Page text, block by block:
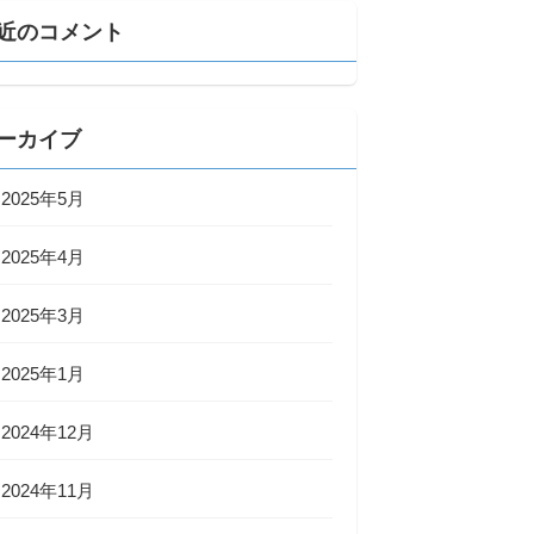
のコメント
カイブ
2025年5月
2025年4月
2025年3月
2025年1月
2024年12月
2024年11月